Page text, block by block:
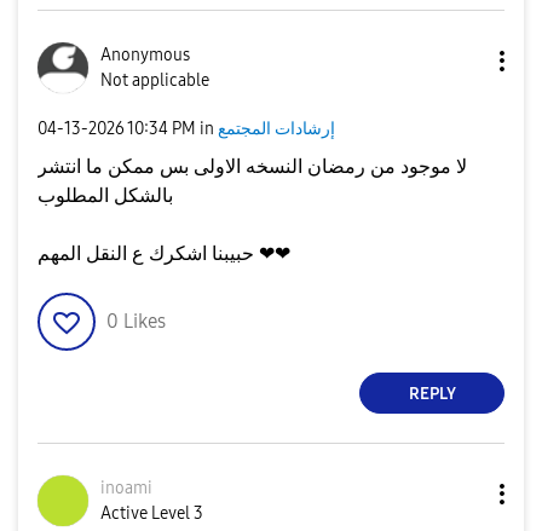
Anonymous
Not applicable
‎04-13-202610:34 PM in إرشادات المجتمع
لا موجود من رمضان النسخه الاولى بس ممكن ما انتشر
بالشكل المطلوب
حبيبنا اشكرك ع النقل المهم ❤❤
0 Likes
REPLY
inoami
Active Level 3